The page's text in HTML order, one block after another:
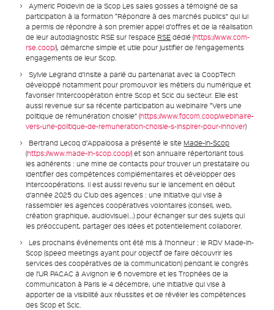
Aymeric Poidevinde la Scop Les sales gosses a témoigné de sa
participation à la formation “Répondre à des marchés publics” qui lui
a permis de répondre à son premier appel d’offres et de la réalisation
de leur autodiagnostic RSE sur l’espace RSE dédié (https://www.com-
rse.coop/), démarche simple et utile pour justifier de l’engagements
engagements de leur Scop.
Sylvie Legrand d’Insite a parlé du partenariat avec la CoopTech
développé notamment pour promouvoir les métiers du numérique et
favoriser l’intercoopération entre Scop et Scic du secteur. Elle est
aussi revenue sur sa récente participation au webinaire “Vers une
politique de rémunération choisie” (https://www.fdcom.coop/webinaire-
vers-une-politique-de-remuneration-choisie-s-inspirer-pour-innover)
Bertrand Lecoq d’Appaloosa a présenté le site Made-in-Scop
(https://www.made-in-scop.coop/) et son annuaire répertoriant tous
les adhérents : une mine de contacts pour trouver un prestataire ou
identifier des compétences complémentaires et développer des
intercoopérations. Il est aussi revenu sur le lancement en début
d’année 2025 du Club des agences : une initiative qui vise à
rassembler les agences coopératives volontaires (conseil, web,
création graphique, audiovisuel…) pour échanger sur des sujets qui
les préoccupent, partager des idées et potentiellement collaborer.
Les prochains événements ont été mis à l’honneur : le RDV Made-in-
Scop (speed meetings ayant pour objectif de faire découvrir les
services des coopératives de la communication) pendant le congrès
de l’UR PACAC à Avignon le 6 novembre et les Trophées de la
communication à Paris le 4 décembre, une initiative qui vise à
apporter de la visibilité aux réussites et de révéler les compétences
des Scop et Scic.